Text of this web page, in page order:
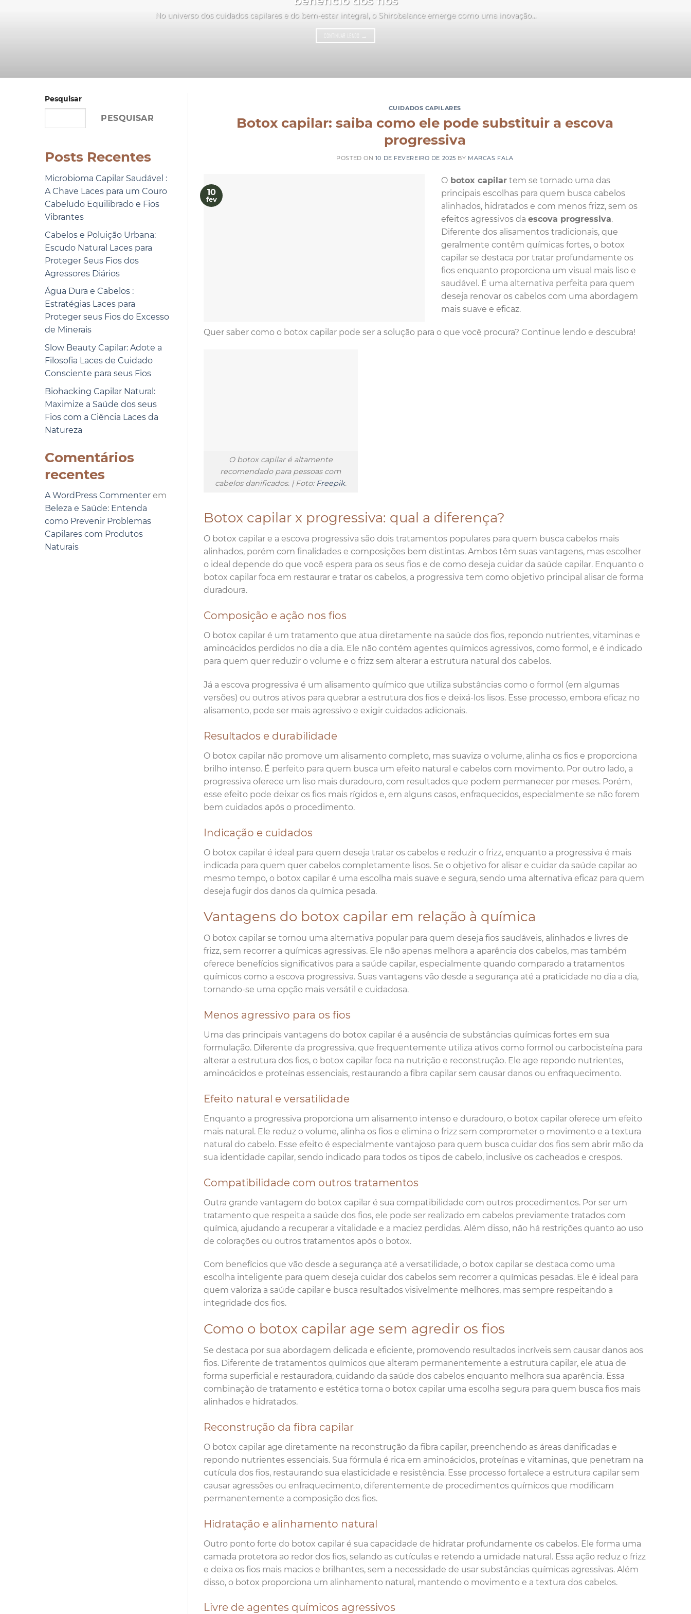
No universo dos cuidados capilares e do bem-estar integral, o Shirobalance emerge como uma inovação...
CONTINUAR LENDO →
Pesquisar
PESQUISAR
Posts Recentes
Microbioma Capilar Saudável :
A Chave Laces para um Couro
Cabeludo Equilibrado e Fios
Vibrantes
Cabelos e Poluição Urbana:
Escudo Natural Laces para
Proteger Seus Fios dos
Agressores Diários
Água Dura e Cabelos :
Estratégias Laces para
Proteger seus Fios do Excesso
de Minerais
Slow Beauty Capilar: Adote a
Filosofia Laces de Cuidado
Consciente para seus Fios
Biohacking Capilar Natural:
Maximize a Saúde dos seus
Fios com a Ciência Laces da
Natureza
Comentários
recentes
A WordPress Commenter em
Beleza e Saúde: Entenda
como Prevenir Problemas
Capilares com Produtos
Naturais
CUIDADOS CAPILARES
Botox capilar: saiba como ele pode substituir a escova
progressiva
POSTED ON 10 DE FEVEREIRO DE 2025 BY MARCAS FALA
10
fev
O botox capilar tem se tornado uma das
principais escolhas para quem busca cabelos
alinhados, hidratados e com menos frizz, sem os
efeitos agressivos daescova progressiva.
Diferente dos alisamentos tradicionais, que
geralmente contêm químicas fortes, o botox
capilar se destaca por tratar profundamente os
fios enquanto proporciona um visual mais liso e
saudável. É uma alternativa perfeita para quem
deseja renovar os cabelos com uma abordagem
mais suave e eficaz.
Quer saber como o botox capilar pode ser a solução para o que você procura? Continue lendo e descubra!
O botox capilar é altamente
recomendado para pessoas com
cabelos danificados. | Foto: Freepik.
Botox capilar x progressiva: qual a diferença?
O botox capilar e a escova progressiva são dois tratamentos populares para quem busca cabelos mais
alinhados, porém com finalidades e composições bem distintas. Ambos têm suas vantagens, mas escolher
o ideal depende do que você espera para os seus fios e de como deseja cuidar da saúde capilar. Enquanto o
botox capilar foca em restaurar e tratar os cabelos, a progressiva tem como objetivo principal alisar de forma
duradoura.
Composição e ação nos fios
O botox capilar é um tratamento que atua diretamente na saúde dos fios, repondo nutrientes, vitaminas e
aminoácidos perdidos no dia a dia. Ele não contém agentes químicos agressivos, como formol, e é indicado
para quem quer reduzir o volume e o frizz sem alterar a estrutura natural dos cabelos.
Já a escova progressiva é um alisamento químico que utiliza substâncias como o formol (em algumas
versões) ou outros ativos para quebrar a estrutura dos fios e deixá-los lisos. Esse processo, embora eficaz no
alisamento, pode ser mais agressivo e exigir cuidados adicionais.
Resultados e durabilidade
O botox capilar não promove um alisamento completo, mas suaviza o volume, alinha os fios e proporciona
brilho intenso. É perfeito para quem busca um efeito natural e cabelos com movimento. Por outro lado, a
progressiva oferece um liso mais duradouro, com resultados que podem permanecer por meses. Porém,
esse efeito pode deixar os fios mais rígidos e, em alguns casos, enfraquecidos, especialmente se não forem
bem cuidados após o procedimento.
Indicação e cuidados
O botox capilar é ideal para quem deseja tratar os cabelos e reduzir o frizz, enquanto a progressiva é mais
indicada para quem quer cabelos completamente lisos. Se o objetivo for alisar e cuidar da saúde capilar ao
mesmo tempo, o botox capilar é uma escolha mais suave e segura, sendo uma alternativa eficaz para quem
deseja fugir dos danos da química pesada.
Vantagens do botox capilar em relação à química
O botox capilar se tornou uma alternativa popular para quem deseja fios saudáveis, alinhados e livres de
frizz, sem recorrer a químicas agressivas. Ele não apenas melhora a aparência dos cabelos, mas também
oferece benefícios significativos para a saúde capilar, especialmente quando comparado a tratamentos
químicos como a escova progressiva. Suas vantagens vão desde a segurança até a praticidade no dia a dia,
tornando-se uma opção mais versátil e cuidadosa.
Menos agressivo para os fios
Uma das principais vantagens do botox capilar é a ausência de substâncias químicas fortes em sua
formulação. Diferente da progressiva, que frequentemente utiliza ativos como formol ou carbocisteína para
alterar a estrutura dos fios, o botox capilar foca na nutrição e reconstrução. Ele age repondo nutrientes,
aminoácidos e proteínas essenciais, restaurando a fibra capilar sem causar danos ou enfraquecimento.
Efeito natural e versatilidade
Enquanto a progressiva proporciona um alisamento intenso e duradouro, o botox capilar oferece um efeito
mais natural. Ele reduz o volume, alinha os fios e elimina o frizz sem comprometer o movimento e a textura
natural do cabelo. Esse efeito é especialmente vantajoso para quem busca cuidar dos fios sem abrir mão da
sua identidade capilar, sendo indicado para todos os tipos de cabelo, inclusive os cacheados e crespos.
Compatibilidade com outros tratamentos
Outra grande vantagem do botox capilar é sua compatibilidade com outros procedimentos. Por ser um
tratamento que respeita a saúde dos fios, ele pode ser realizado em cabelos previamente tratados com
química, ajudando a recuperar a vitalidade e a maciez perdidas. Além disso, não há restrições quanto ao uso
de colorações ou outros tratamentos após o botox.
Com benefícios que vão desde a segurança até a versatilidade, o botox capilar se destaca como uma
escolha inteligente para quem deseja cuidar dos cabelos sem recorrer a químicas pesadas. Ele é ideal para
quem valoriza a saúde capilar e busca resultados visivelmente melhores, mas sempre respeitando a
integridade dos fios.
Como o botox capilar age sem agredir os fios
Se destaca por sua abordagem delicada e eficiente, promovendo resultados incríveis sem causar danos aos
fios. Diferente de tratamentos químicos que alteram permanentemente a estrutura capilar, ele atua de
forma superficial e restauradora, cuidando da saúde dos cabelos enquanto melhora sua aparência. Essa
combinação de tratamento e estética torna o botox capilar uma escolha segura para quem busca fios mais
alinhados e hidratados.
Reconstrução da fibra capilar
O botox capilar age diretamente na reconstrução da fibra capilar, preenchendo as áreas danificadas e
repondo nutrientes essenciais. Sua fórmula é rica em aminoácidos, proteínas e vitaminas, que penetram na
cutícula dos fios, restaurando sua elasticidade e resistência. Esse processo fortalece a estrutura capilar sem
causar agressões ou enfraquecimento, diferentemente de procedimentos químicos que modificam
permanentemente a composição dos fios.
Hidratação e alinhamento natural
Outro ponto forte do botox capilar é sua capacidade de hidratar profundamente os cabelos. Ele forma uma
camada protetora ao redor dos fios, selando as cutículas e retendo a umidade natural. Essa ação reduz o frizz
e deixa os fios mais macios e brilhantes, sem a necessidade de usar substâncias químicas agressivas. Além
disso, o botox proporciona um alinhamento natural, mantendo o movimento e a textura dos cabelos.
Livre de agentes químicos agressivos